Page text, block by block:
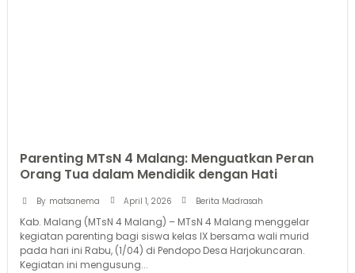
Parenting MTsN 4 Malang: Menguatkan Peran
Orang Tua dalam Mendidik dengan Hati
By matsanema April 1, 2026 Berita Madrasah
Kab. Malang (MTsN 4 Malang) – MTsN 4 Malang menggelar
kegiatan parenting bagi siswa kelas IX bersama wali murid
pada hari ini Rabu, (1/04) di Pendopo Desa Harjokuncaran.
Kegiatan ini mengusung...